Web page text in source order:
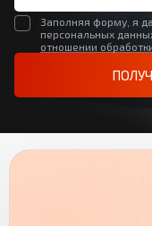
Заполняя форму, я
персональных
отношении